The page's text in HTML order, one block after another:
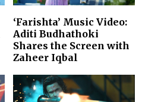
‘Farishta’ Music Video:
Aditi Budhathoki
Shares the Screen with
Zaheer Iqbal